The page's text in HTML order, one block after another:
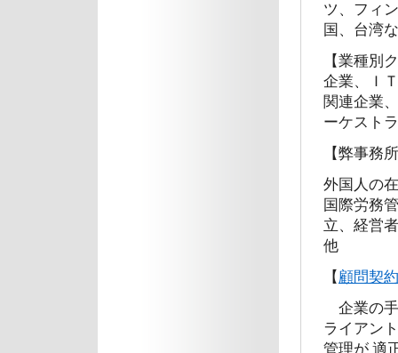
ツ、フィ
国、台湾
【業種別
企業、Ｉ
関連企業
ーケスト
【弊事務
外国人の
国際労務
立、経営
他
【 顧問契
企業の手
ライアン
管理が 適